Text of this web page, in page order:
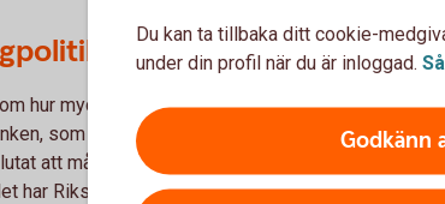
roll?
hur mycket pengar som ska finnas i en ekonomi
som är oberoende, har i uppdrag att sköta
att målet för svensk penningpolitik ska vara ett
har Riksbanken bestämt att inflationen, den
Du kan ta tillbaka ditt cookie-
under din profil när du är inloggad.
Godkänn